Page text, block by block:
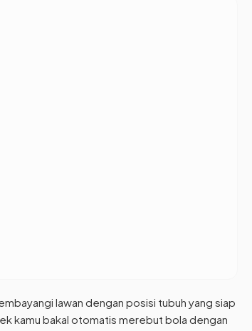
lawan dengan posisi tubuh yang siap
kamu bakal otomatis merebut bola dengan